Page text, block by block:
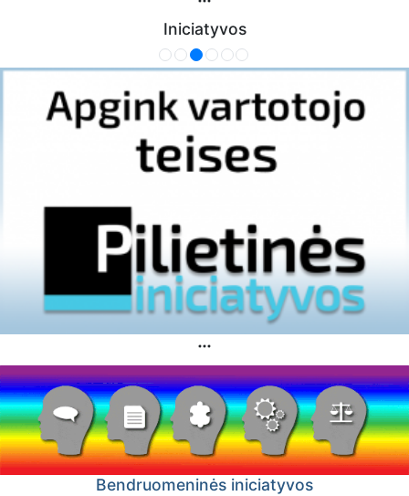
Iniciatyvos
Bendruomeninės iniciatyvos